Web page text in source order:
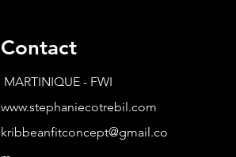
Contact
MARTINIQUE - FWI
www.stephaniecotrebil.com
kribbeanfitconcept@gmail.co